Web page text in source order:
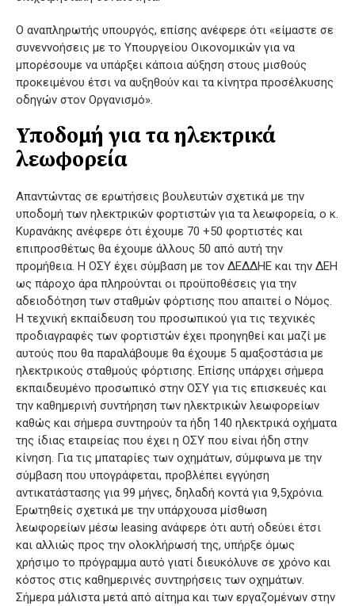
Ο αναπληρωτής υπουργός, επίσης ανέφερε ότι «είμαστε σε
συνεννοήσεις με το Υπουργείου Οικονομικών για να
μπορέσουμε να υπάρξει κάποια αύξηση στους μισθούς
προκειμένου έτσι να αυξηθούν και τα κίνητρα προσέλκυσης
οδηγών στον Οργανισμό».
Υποδομή για τα ηλεκτρικά
λεωφορεία
Απαντώντας σε ερωτήσεις βουλευτών σχετικά με την
υποδομή των ηλεκτρικών φορτιστών για τα λεωφορεία, ο κ.
Κυρανάκης ανέφερε ότι έχουμε 70 +50 φορτιστές και
επιπροσθέτως θα έχουμε άλλους 50 από αυτή την
προμήθεια. Η ΟΣΥ έχει σύμβαση με τον ΔΕΔΔΗΕ και την ΔΕΗ
ως πάροχο άρα πληρούνται οι προϋποθέσεις για την
αδειοδότηση των σταθμών φόρτισης που απαιτεί ο Νόμος.
Η τεχνική εκπαίδευση του προσωπικού για τις τεχνικές
προδιαγραφές των φορτιστών έχει προηγηθεί και μαζί με
αυτούς που θα παραλάβουμε θα έχουμε 5 αμαξοστάσια με
ηλεκτρικούς σταθμούς φόρτισης. Επίσης υπάρχει σήμερα
εκπαιδευμένο προσωπικό στην ΟΣΥ για τις επισκευές και
την καθημερινή συντήρηση των ηλεκτρικών λεωφορείων
καθώς και σήμερα συντηρούν τα ήδη 140 ηλεκτρικά οχήματα
της ίδιας εταιρείας που έχει η ΟΣΥ που είναι ήδη στην
κίνηση. Για τις μπαταρίες των οχημάτων, σύμφωνα με την
σύμβαση που υπογράφεται, προβλέπει εγγύηση
αντικατάστασης για 99 μήνες, δηλαδή κοντά για 9,5χρόνια.
Ερωτηθείς σχετικά με την υπάρχουσα μίσθωση
λεωφορείων μέσω leasing ανάφερε ότι αυτή οδεύει έτσι
και αλλιώς προς την ολοκλήρωσή της, υπήρξε όμως
χρήσιμο το πρόγραμμα αυτό γιατί διευκόλυνε σε χρόνο και
κόστος στις καθημερινές συντηρήσεις των οχημάτων.
Σήμερα μάλιστα μετά από αίτημα και των εργαζομένων στην